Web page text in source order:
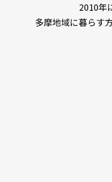
2010年
多摩地域に暮らす